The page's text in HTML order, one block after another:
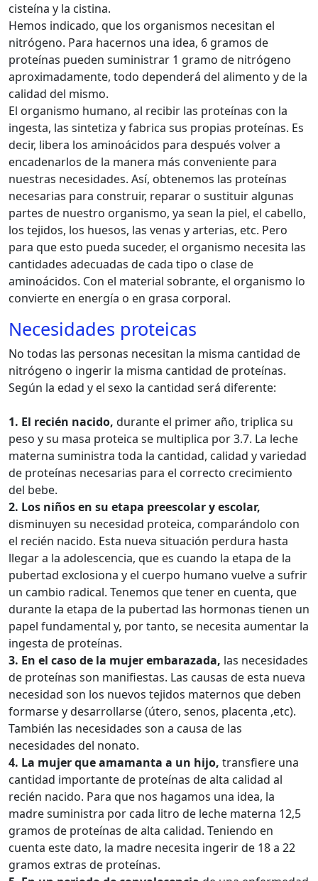
cisteína y la cistina.
Hemos indicado, que los organismos necesitan el
nitrógeno. Para hacernos una idea, 6 gramos de
proteínas pueden suministrar 1 gramo de nitrógeno
aproximadamente, todo dependerá del alimento y de la
calidad del mismo.
El organismo humano, al recibir las proteínas con la
ingesta, las sintetiza y fabrica sus propias proteínas. Es
decir, libera los aminoácidos para después volver a
encadenarlos de la manera más conveniente para
nuestras necesidades. Así, obtenemos las proteínas
necesarias para construir, reparar o sustituir algunas
partes de nuestro organismo, ya sean la piel, el cabello,
los tejidos, los huesos, las venas y arterias, etc. Pero
para que esto pueda suceder, el organismo necesita las
cantidades adecuadas de cada tipo o clase de
aminoácidos. Con el material sobrante, el organismo lo
convierte en energía o en grasa corporal.
Necesidades proteicas
No todas las personas necesitan la misma cantidad de
nitrógeno o ingerir la misma cantidad de proteínas.
Según la edad y el sexo la cantidad será diferente:
1. El recién nacido, durante el primer año, triplica su
peso y su masa proteica se multiplica por 3.7. La leche
materna suministra toda la cantidad, calidad y variedad
de proteínas necesarias para el correcto crecimiento
del bebe.
2. Los niños en su etapa preescolar y escolar,
disminuyen su necesidad proteica, comparándolo con
el recién nacido. Esta nueva situación perdura hasta
llegar a la adolescencia, que es cuando la etapa de la
pubertad exclosiona y el cuerpo humano vuelve a sufrir
un cambio radical. Tenemos que tener en cuenta, que
durante la etapa de la pubertad las hormonas tienen un
papel fundamental y, por tanto, se necesita aumentar la
ingesta de proteínas.
3. En el caso de la mujer embarazada, las necesidades
de proteínas son manifiestas. Las causas de esta nueva
necesidad son los nuevos tejidos maternos que deben
formarse y desarrollarse (útero, senos, placenta ,etc).
También las necesidades son a causa de las
necesidades del nonato.
4. La mujer que amamanta a un hijo, transfiere una
cantidad importante de proteínas de alta calidad al
recién nacido. Para que nos hagamos una idea, la
madre suministra por cada litro de leche materna 12,5
gramos de proteínas de alta calidad. Teniendo en
cuenta este dato, la madre necesita ingerir de 18 a 22
gramos extras de proteínas.